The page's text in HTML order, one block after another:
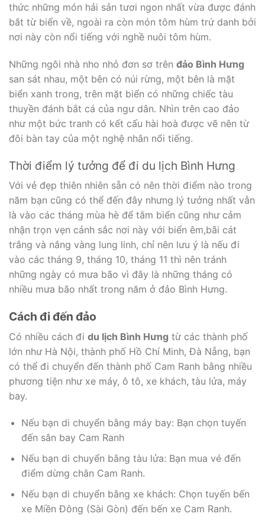
thức những món hải sản tươi ngon nhất vừa được đánh
bắt từ biển về, ngoài ra còn món tôm hùm trứ danh bởi
nơi này còn nổi tiếng với nghề nuôi tôm hùm.
Những ngôi nhà nho nhỏ đơn sơ trên đảo Bình Hưng
san sát nhau, một bên có núi rừng, một bên là mặt
biển xanh trong, trên mặt biển có những chiếc tàu
thuyền đánh bắt cá của ngư dân. Nhìn trên cao đảo
như một bức tranh có kết cấu hài hoà được vẽ nên từ
đôi bàn tay của một nghệ nhân nổi tiếng.
Thời điểm lý tưởng để đi du lịch Bình Hưng
Với vẻ đẹp thiên nhiên sẵn có nên thời điểm nào trong
năm bạn cũng có thể đến đây nhưng lý tưởng nhất vẫn
là vào các tháng mùa hè để tắm biển cũng như cảm
nhận trọn vẹn cảnh sắc nơi này với biển êm,bãi cát
trắng và nắng vàng lung linh, chỉ nên lưu ý là nếu đi
vào các tháng 9, tháng 10, tháng 11 thì nên tránh
những ngày có mưa bão vì đây là những tháng có
nhiều mưa bão nhất trong năm ở đảo Bình Hưng.
Cách đi đến đảo
Có nhiều cách đi du lịch Bình Hưng từ các thành phố
lớn như Hà Nội, thành phố Hồ Chí Minh, Đà Nẵng, bạn
có thể đi chuyển đến thành phố Cam Ranh bằng nhiều
phương tiện như xe máy, ô tô, xe khách, tàu lửa, máy
bay.
Nếu bạn di chuyển bằng máy bay: Bạn chọn tuyến
đến sân bay Cam Ranh
Nếu bạn di chuyển bằng tàu lửa: Bạn mua vé đến
điểm dừng chân Cam Ranh.
Nếu bạn di chuyển bằng xe khách: Chọn tuyến bến
xe Miền Đông (Sài Gòn) đến bến xe Cam Ranh.